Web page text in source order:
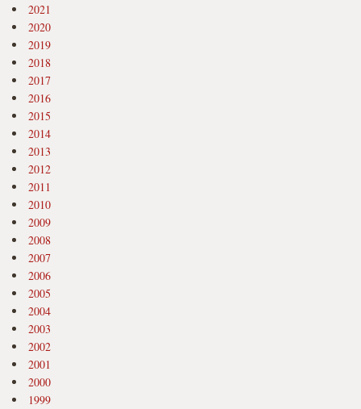
2021
2020
2019
2018
2017
2016
2015
2014
2013
2012
2011
2010
2009
2008
2007
2006
2005
2004
2003
2002
2001
2000
1999